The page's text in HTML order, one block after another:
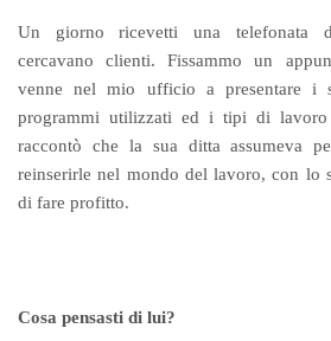
Un giorno ricevetti una telefonata
cercavano clienti. Fissammo un
venne nel mio ufficio a presentare i
programmi utilizzati ed i tipi di
raccontò che la sua ditta assumeva
reinserirle nel mondo del lavoro, con lo
di fare profitto.
Cosa pensasti di lui?